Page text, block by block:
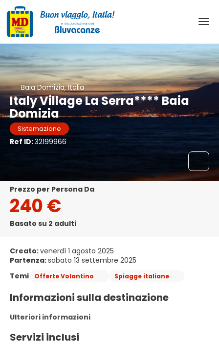
Baia Domizia, Italia
Italy Village La Serra**** Baia
Domizia
Sistemazione
Ref ID:32199966
Prezzo per Persona Da
240 €
Basato su 2 adulti
Creato:venerdì 1 agosto 2025
Partenza:sabato 13 settembre 2025
Temi
Offerte Volantino Spiagge italiane
Informazioni sulla destinazione
Ulteriori informazioni
Servizi inclusi